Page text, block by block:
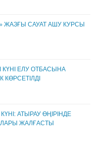
ЖАЗҒЫ САУАТ АШУ КУРСЫ
КҮНІ ЕЛУ ОТБАСЫНА
АТЫРАУ ӨҢІРІНДЕ
ЖАЛҒАСТЫ